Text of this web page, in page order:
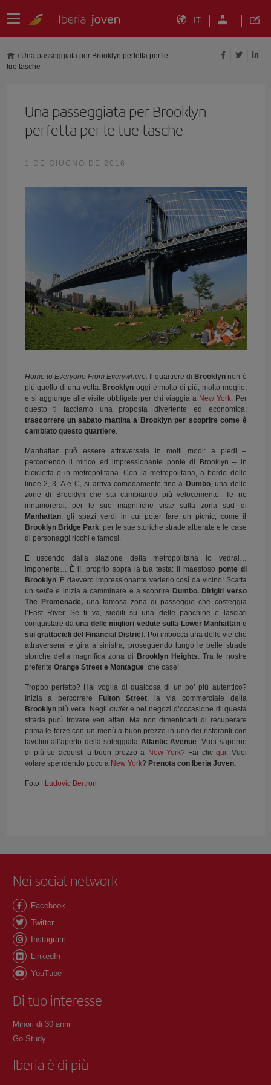
IT
/ Una passeggiata per Brooklyn perfetta per le
tue tasche
Una passeggiata per Brooklyn
perfetta per le tue tasche
1 DE GIUGNO DE 2016
Home to Everyone From Everywhere. Il quartiere di Brooklyn non è
più quello di una volta. Brooklynoggi è molto di più, molto meglio,
e si aggiunge alle visite obbligate per chi viaggia a New York. Per
questo ti facciamo una proposta divertente ed economica:
trascorrere un sabato mattina a Brooklyn per scoprire come è
cambiato questo quartiere
Manhattan può essere attraversata in molti modi: a piedi –
percorrendo il mitico ed impressionante ponte di Brooklyn – in
bicicletta o in metropolitana. Con la metropolitana, a bordo delle
linee 2, 3, A e C, si arriva comodamente fino a Dumbo, una delle
zone di Brooklyn che sta cambiando più velocemente. Te ne
innamorerai: per le sue magnifiche viste sulla zona sud di
Manhattan, gli spazi verdi in cui poter fare un picnic, come il
Brooklyn Bridge Park , per le sue storiche strade alberate e le case
di personaggi ricchi e famosi.
E uscendo dalla stazione della metropolitana lo vedrai…
imponente… È lì, proprio sopra la tua testa: il maestoso ponte di
Brooklyn. È davvero impressionante vederlo così da vicino! Scatta
un selfie e inizia a camminare e a scoprire Dumbo. Dirigiti verso
The Promenade, una famosa zona di passeggio che costeggia
l’East River. Se ti va, siediti su una delle panchine e lasciati
conquistare dauna delle migliori vedute sulla Lower Manhattan e
sui grattacieli del Financial District . Poi imbocca una delle vie che
attraverserai e gira a sinistra, proseguendo lungo le belle strade
storiche della magnifica zona di Brooklyn Heights . Tra le nostre
preferite Orange Street e Montague: che case!
Troppo perfetto? Hai voglia di qualcosa di un po’ più autentico?
Inizia a percorrere Fulton Street, la via commerciale della
Brooklynpiù vera. Negli outlete nei negozi d’occasione di questa
strada puoì trovare veri affari. Ma non dimenticarti di recuperare
prima le forze con un menù a buon prezzo in uno dei ristoranti con
tavolini all’aperto della soleggiata Atlantic Avenue . Vuoi saperne
di più su acquisti a buon prezzo a New York? Fai clicqui . Vuoi
volare spendendo poco a New York? Prenota con Iberia Joven.
Foto | Ludovic Bertron
Nei social network
Facebook
Twitter
Instagram
LinkedIn
YouTube
Di tuo interesse
Minori di 30 anni
Go Study
Iberia è di più